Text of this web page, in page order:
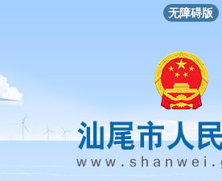
无障碍版